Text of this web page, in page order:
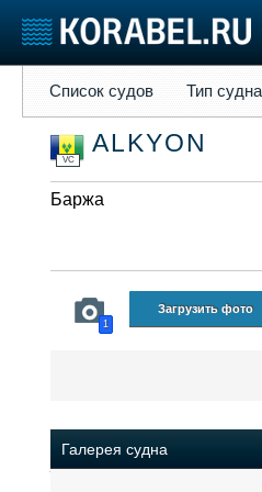
Судостроение
Пульс
Новости
Компании
Журнал
Доска
Список судов Тип судна
VC
ALKYON
Баржа
1
Загрузить фото
Галерея судна